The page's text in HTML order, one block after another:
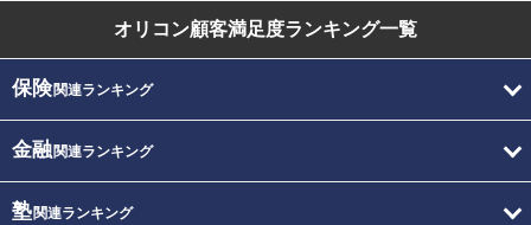
オリコン顧客満足度ランキング一覧
保険関連ランキング
金融関連ランキング
塾関連ランキング